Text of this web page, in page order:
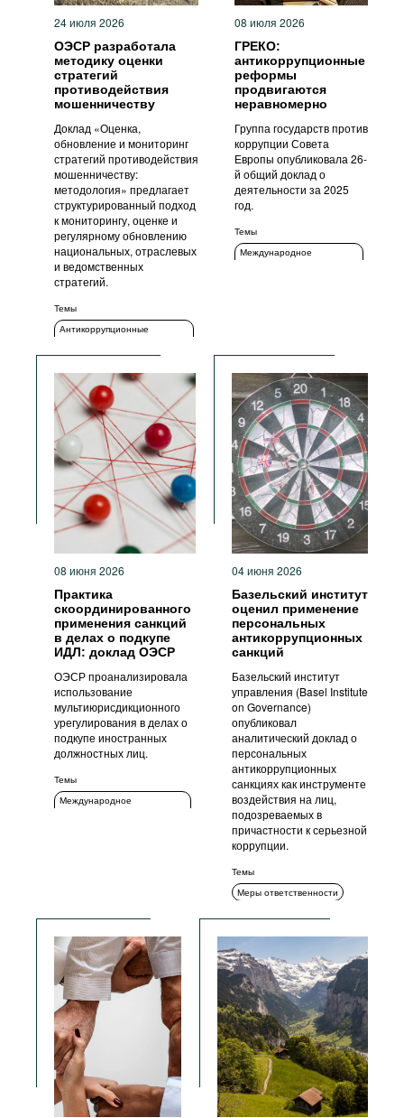
24 июля 2026
ОЭСР разработала
методику оценки
стратегий
противодействия
мошенничеству
Доклад «Оценка,
обновление и мониторинг
стратегий противодействия
мошенничеству:
методология» предлагает
структурированный подход
к мониторингу, оценке и
регулярному обновлению
национальных, отраслевых
и ведомственных
стратегий.
Темы
Антикоррупционные
08 июля 2026
ГРЕКО:
антикоррупционные
реформы
продвигаются
неравномерно
Группа государств против
коррупции Совета
Европы опубликовала 26-
й общий доклад о
деятельности за 2025
год.
Темы
Международное
08 июня 2026
Практика
скоординированного
применения санкций
в делах о подкупе
ИДЛ: доклад ОЭСР
ОЭСР проанализировала
использование
мультиюрисдикционного
урегулирования в делах о
подкупе иностранных
должностных лиц.
Темы
Международное
04 июня 2026
Базельский институт
оценил применение
персональных
антикоррупционных
санкций
Базельский институт
управления (Basel Institute
on Governance)
опубликовал
аналитический доклад о
персональных
антикоррупционных
санкциях как инструменте
воздействия на лиц,
подозреваемых в
причастности к серьезной
коррупции.
Темы
Меры ответственности